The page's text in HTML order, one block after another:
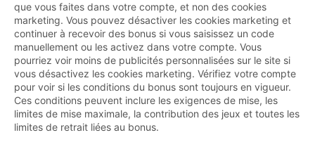
que vous faites dans votre compte, et non des cookies
marketing. Vous pouvez désactiver les cookies marketing et
continuer à recevoir des bonus si vous saisissez un code
manuellement ou les activez dans votre compte. Vous
pourriez voir moins de publicités personnalisées sur le site si
vous désactivez les cookies marketing. Vérifiez votre compte
pour voir si les conditions du bonus sont toujours en vigueur.
Ces conditions peuvent inclure les exigences de mise, les
limites de mise maximale, la contribution des jeux et toutes les
limites de retrait liées au bonus.